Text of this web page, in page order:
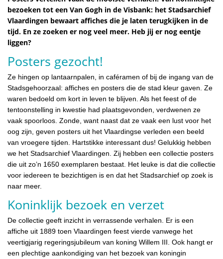
bezoeken tot een Van Gogh in de Visbank: het Stadsarchief
Vlaardingen bewaart affiches die je laten terugkijken in de
tijd. En ze zoeken er nog veel meer. Heb jij er nog eentje
liggen?
Posters gezocht!
Ze hingen op lantaarnpalen, in caféramen of bij de ingang van de
Stadsgehoorzaal: affiches en posters die de stad kleur gaven. Ze
waren bedoeld om kort in leven te blijven. Als het feest of de
tentoonstelling in kwestie had plaatsgevonden, verdwenen ze
vaak spoorloos. Zonde, want naast dat ze vaak een lust voor het
oog zijn, geven posters uit het Vlaardingse verleden een beeld
van vroegere tijden. Hartstikke interessant dus! Gelukkig hebben
we het Stadsarchief Vlaardingen. Zij hebben een collectie posters
die uit zo’n 1650 exemplaren bestaat. Het leuke is dat die collectie
voor iedereen te bezichtigen is en dat het Stadsarchief op zoek is
naar meer.
Koninklijk bezoek en verzet
De collectie geeft inzicht in verrassende verhalen. Er is een
affiche uit 1889 toen Vlaardingen feest vierde vanwege het
veertigjarig regeringsjubileum van koning Willem III. Ook hangt er
een plechtige aankondiging van het bezoek van koningin